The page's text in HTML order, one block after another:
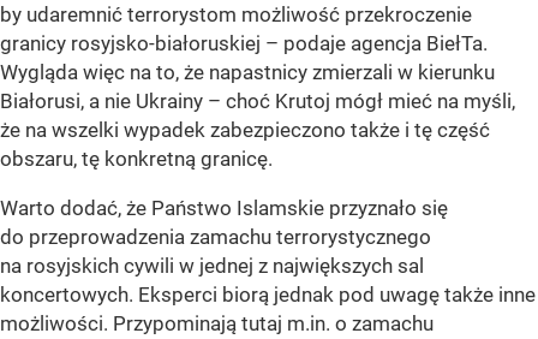
by udaremnić terrorystom możliwość przekroczenie
granicy rosyjsko-białoruskiej – podaje agencja BiełTa.
Wygląda więc na to, że napastnicy zmierzali w kierunku
Białorusi, a nie Ukrainy – choć Krutoj mógł mieć na myśli,
że na wszelki wypadek zabezpieczono także i tę część
obszaru, tę konkretną granicę.
Warto dodać, że Państwo Islamskie przyznało się
do przeprowadzenia zamachu terrorystycznego
na rosyjskich cywili w jednej z największych sal
koncertowych. Eksperci biorą jednak pod uwagę także inne
możliwości. Przypominają tutaj m.in. o zamachu